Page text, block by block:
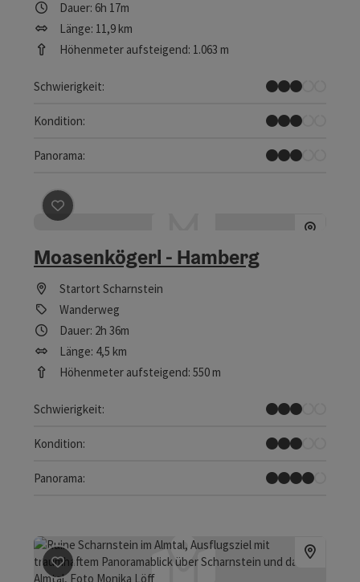
Dauer: 6h 17m
Länge: 11,9 km
Höhenmeter aufsteigend: 1.063 m
Schwierigkeit:
Mittel
Kondition:
Mittel
Panorama:
Einige Ausblicke
Beitrag merken
Moasenkögerl - Hamberg
Startort Scharnstein
Wanderweg
Dauer: 2h 36m
Länge: 4,5 km
Höhenmeter aufsteigend: 550 m
Schwierigkeit:
Mittel
Kondition:
Mittel
Panorama:
Tolles Panorama
Beitrag merken: Ruine Scharnstein - Rundwanderweg